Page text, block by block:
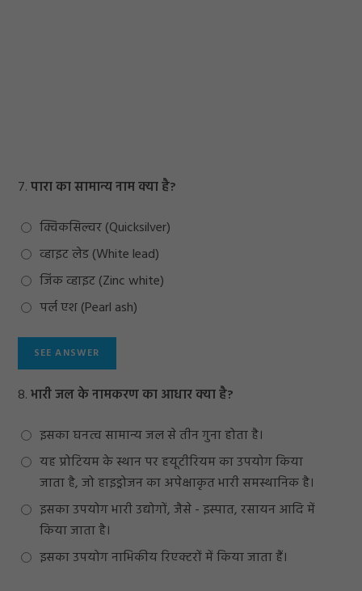
7.पारा का सामान्य नाम क्‍या है?
क्विकसिल्वर (Quicksilver)
व्हाइट लेड (White lead)
जिंक व्हाइट (Zinc white)
पर्ल एश (Pearl ash)
8.भारी जल के नामकरण का आधार क्‍या है?
इसका घनत्व सामान्य जल से तीन गुना होता है।
यह प्रोटियम के स्थान पर हयूटीरियम का उपयोग किया
जाता है, जो हाइड्रोजन का अपेक्षाकृत भारी समस्थानिक है।
इसका उपयोग भारी उद्योगों, जैसे - इस्पात, रसायन आदि में
किया जाता है।
इसका उपयोग नाभिकीय रिएक्टरों में किया जाता हैं।